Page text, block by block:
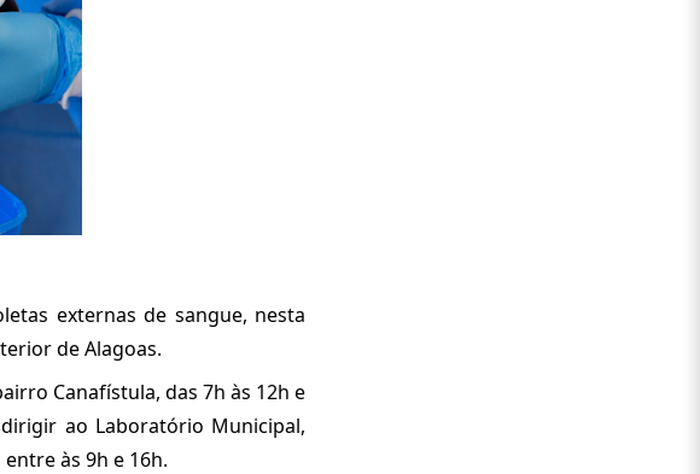
externas de sangue, nesta
de Alagoas.
Canafístula, das 7h às 12h e
ao Laboratório Municipal,
às 9h e 16h.